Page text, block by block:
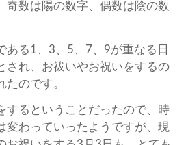
奇数は陽の数字、偶数は陰の数
ある1、3、5、7、9が重なる日
され、お祓いやお祝いをするの
たのです。
するということだったので、時
変わっていったようですが、現